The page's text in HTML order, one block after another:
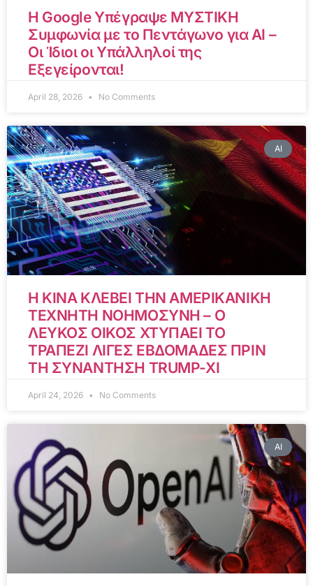
Η Google Υπέγραψε ΜΥΣΤΙΚΗ
Συμφωνία με το Πεντάγωνο για AI –
Οι Ίδιοι οι Υπάλληλοί της
Εξεγείρονται!
April 28, 2026 No Comments
AI
Η ΚΙΝΑ ΚΛΕΒΕΙ ΤΗΝ ΑΜΕΡΙΚΑΝΙΚΗ
ΤΕΧΝΗΤΗ ΝΟΗΜΟΣΥΝΗ – Ο
ΛΕΥΚΟΣ ΟΙΚΟΣ ΧΤΥΠΑΕΙ ΤΟ
ΤΡΑΠΕΖΙ ΛΙΓΕΣ ΕΒΔΟΜΑΔΕΣ ΠΡΙΝ
ΤΗ ΣΥΝΑΝΤΗΣΗ TRUMP-XI
April 24, 2026 No Comments
AI